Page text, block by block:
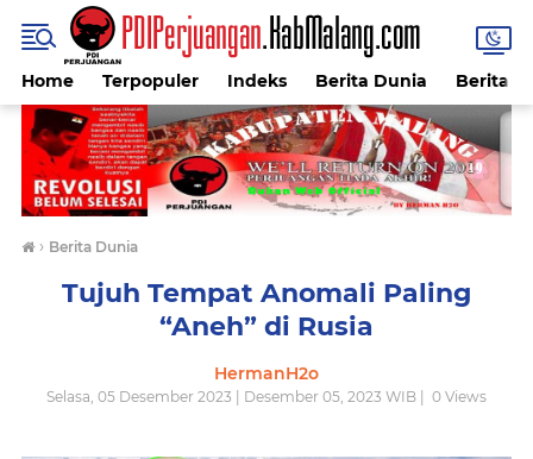
Home Terpopuler Indeks Berita Dunia Berita
› Berita Dunia
Tujuh Tempat Anomali Paling
“Aneh” di Rusia
HermanH2o
Selasa, 05 Desember 2023 | Desember 05, 2023 WIB | 0 Views